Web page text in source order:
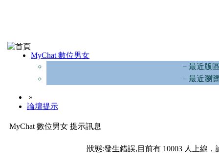
MyChat 數位男女
－最近版
－最近瀏
»
論壇提示
MyChat 數位男女 提示訊息
狀態:發生錯誤,目前有 10003 人上線